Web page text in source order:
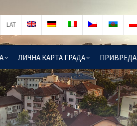
ЛИЧНА КАРТА ГРАДА ПРИВРЕДА
LAT